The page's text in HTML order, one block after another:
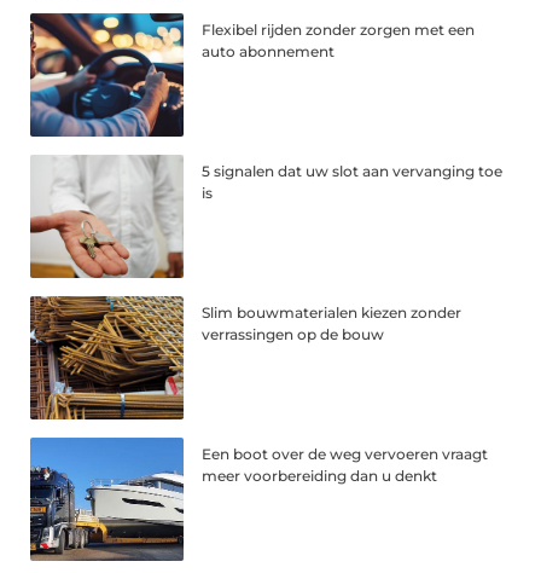
Flexibel rijden zonder zorgen met een
auto abonnement
5 signalen dat uw slot aan vervanging toe
is
Slim bouwmaterialen kiezen zonder
verrassingen op de bouw
Een boot over de weg vervoeren vraagt
meer voorbereiding dan u denkt